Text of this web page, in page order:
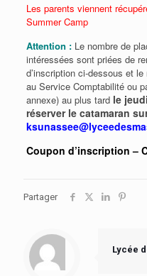
Les parents viennent
Summer Camp
Attention :Le nombre de
intéressées sont priées de
d’inscription ci-dessous et
au Service Comptabilité ou
annexe) au plus tard le
réserver le catamaran
Coupon d’inscription –
Partager
Lycée